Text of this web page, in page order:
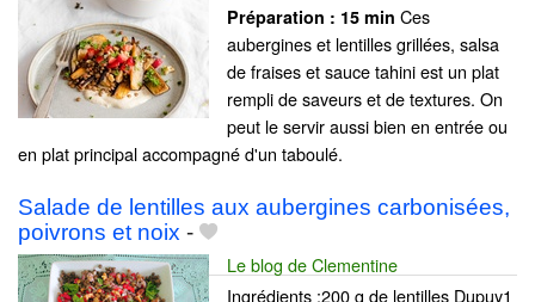
Préparation : 15 min Ces
aubergines et lentilles grillées, salsa
de fraises et sauce tahini est un plat
rempli de saveurs et de textures. On
peut le servir aussi bien en entrée ou
en plat principal accompagné d'un taboulé.
Salade de lentilles aux aubergines carbonisées,
poivrons et noix -
Le blog de Clementine
Ingrédients :200 g de lentilles Dupuy1